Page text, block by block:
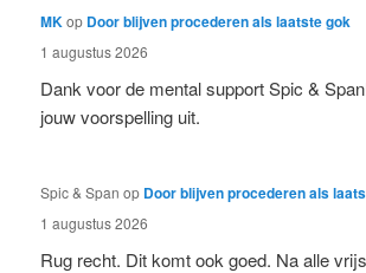
MKop Door blijven procederen als laatste gok
1 augustus 2026
Dank voor de mental support Spic &
jouw voorspelling uit.
Spic & Span op Door blijven procederen als
1 augustus 2026
Rug recht. Dit komt ook goed. Na alle